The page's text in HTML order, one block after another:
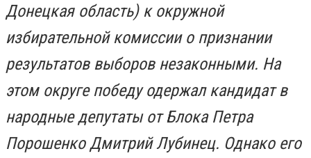
Донецкая область) к окружной
избирательной комиссии о признании
результатов выборов незаконными. На
этом округе победу одержал кандидат в
народные депутаты от Блока Петра
Порошенко Дмитрий Лубинец. Однако его